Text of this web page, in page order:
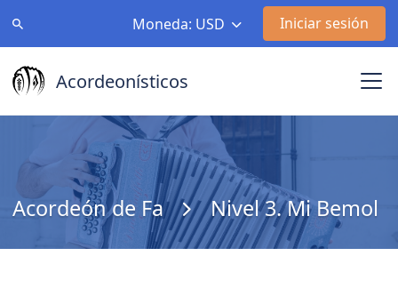
Moneda: USD Iniciar sesión
Acordeonísticos
Acordeón de Fa Nivel 3. Mi Bemol